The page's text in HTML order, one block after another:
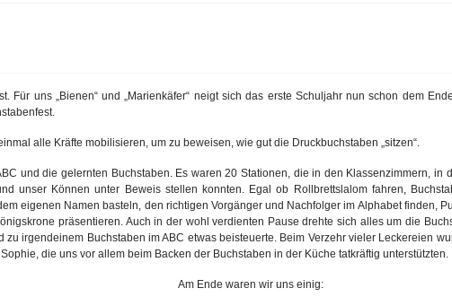
Für uns „Bienen“ und „Marienkäfer“ neigt sich das erste Schuljahr nun schon dem
alle Kräfte mobilisieren, um zu beweisen, wie gut die Druckbuchstaben „sitzen“.
und die gelernten Buchstaben. Es waren 20 Stationen, die in den Klassenzimmern,
unser Können unter Beweis stellen konnten. Egal ob Rollbrettslalom fahren,
eigenen Namen basteln, den richtigen Vorgänger und Nachfolger im Alphabet finden,
präsentieren. Auch in der wohl verdienten Pause drehte sich alles um die
irgendeinem Buchstaben im ABC etwas beisteuerte. Beim Verzehr vieler Leckereien
die uns vor allem beim Backen der Buchstaben in der Küche tatkräftig unterstützten.
Am Ende waren wir uns einig: